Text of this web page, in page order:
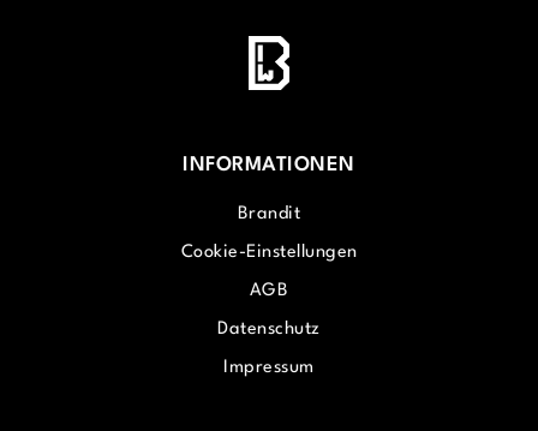
INFORMATIONEN
Brandit
Cookie-Einstellungen
AGB
Datenschutz
Impressum